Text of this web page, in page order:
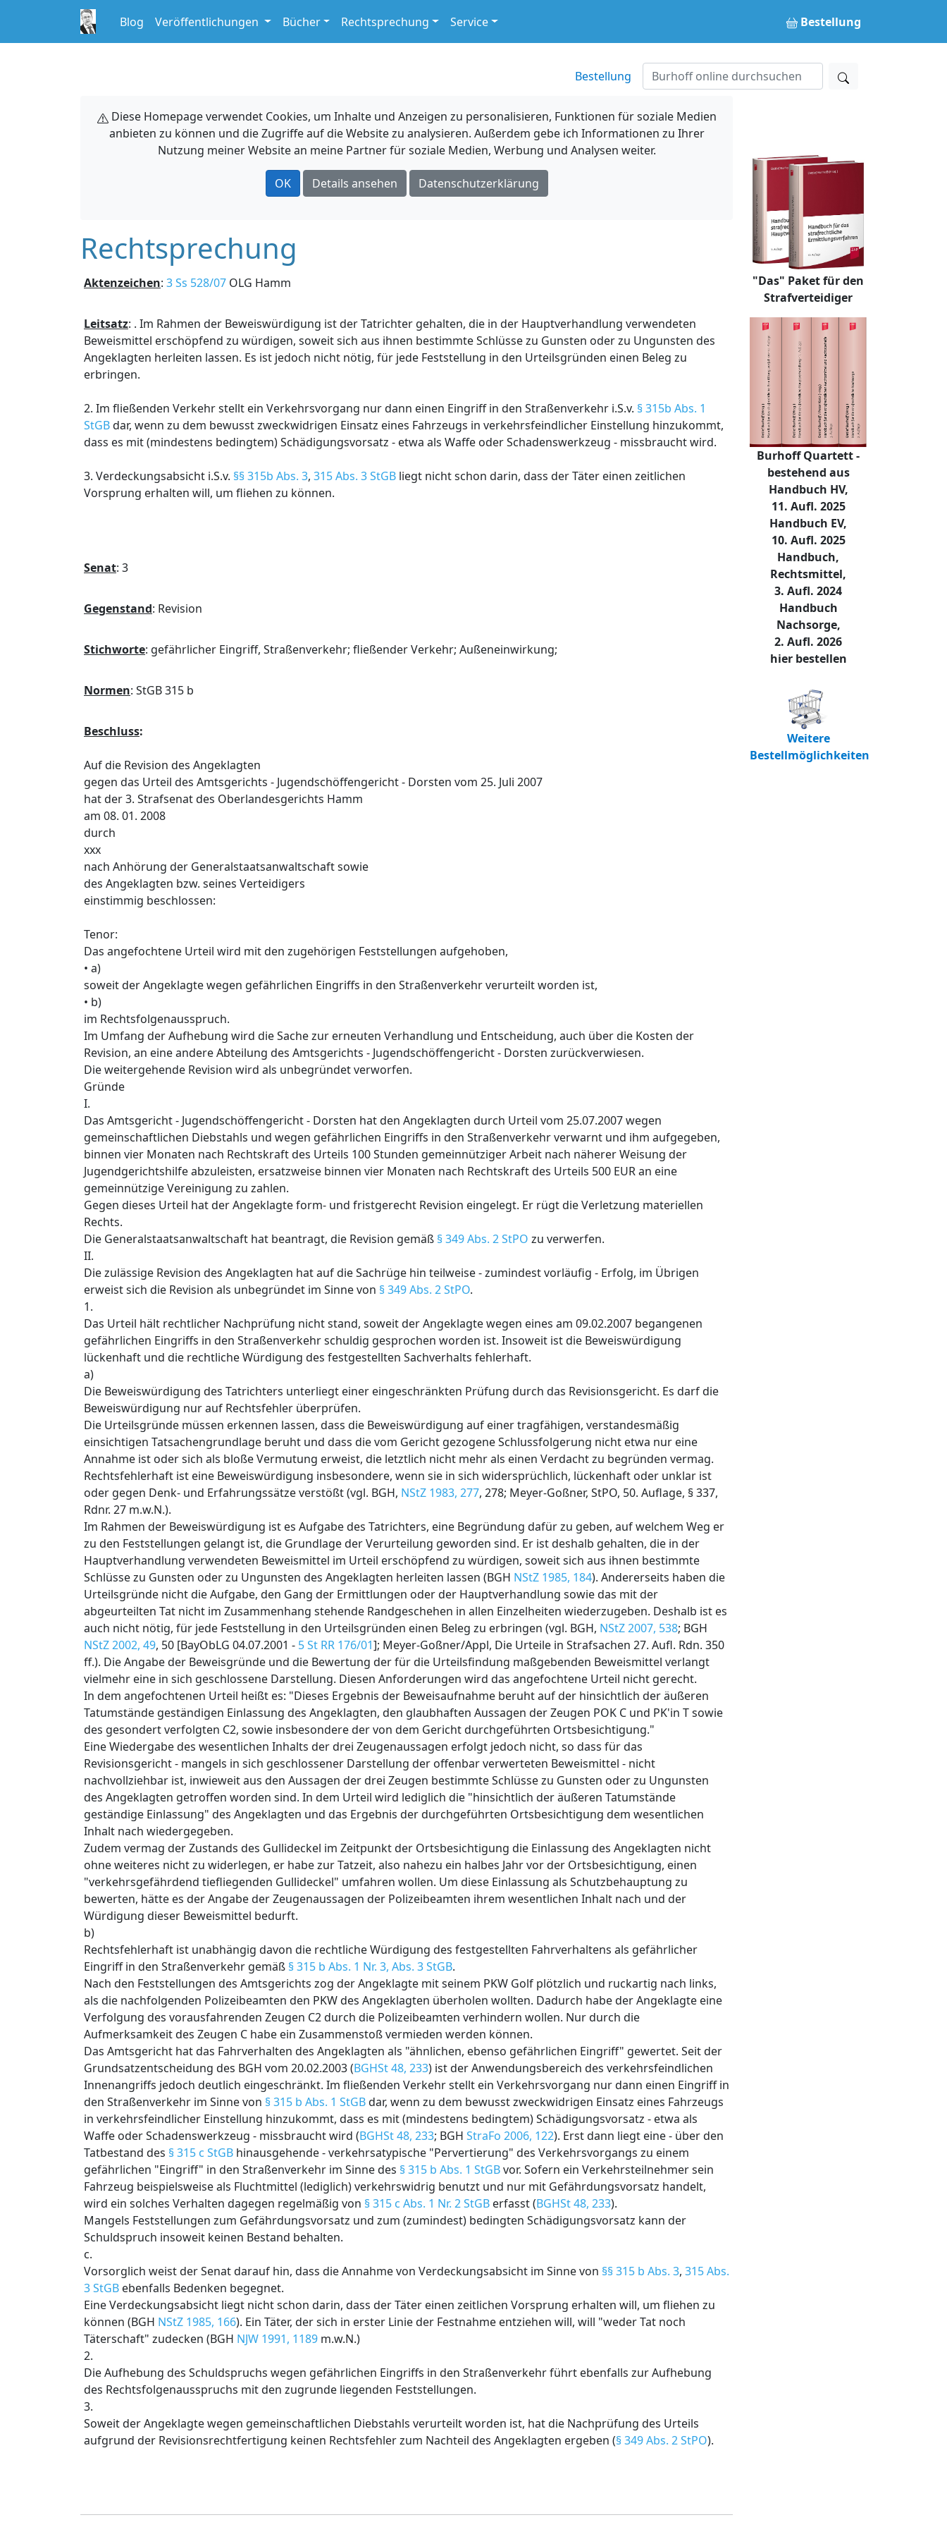
Blog Veröffentlichungen Bücher Rechtsprechung Service Bestellung
Bestellung
Diese Homepage verwendet Cookies, um Inhalte und Anzeigen zu personalisieren, Funktionen für soziale Medien
anbieten zu können und die Zugriffe auf die Website zu analysieren. Außerdem gebe ich Informationen zu Ihrer
Nutzung meiner Website an meine Partner für soziale Medien, Werbung und Analysen weiter.
OK Details ansehen Datenschutzerklärung
Rechtsprechung
Aktenzeichen: 3 Ss 528/07 OLG Hamm
Leitsatz: . Im Rahmen der Beweiswürdigung ist der Tatrichter gehalten, die in der Hauptverhandlung verwendeten
Beweismittel erschöpfend zu würdigen, soweit sich aus ihnen bestimmte Schlüsse zu Gunsten oder zu Ungunsten des
Angeklagten herleiten lassen. Es ist jedoch nicht nötig, für jede Feststellung in den Urteilsgründen einen Beleg zu
erbringen.
2. Im fließenden Verkehr stellt ein Verkehrsvorgang nur dann einen Eingriff in den Straßenverkehr i.S.v. § 315b Abs. 1
StGBdar, wenn zu dem bewusst zweckwidrigen Einsatz eines Fahrzeugs in verkehrsfeindlicher Einstellung hinzukommt,
dass es mit (mindestens bedingtem) Schädigungsvorsatz - etwa als Waffe oder Schadenswerkzeug - missbraucht wird.
3. Verdeckungsabsicht i.S.v. §§ 315b Abs. 3, 315 Abs. 3 StGB liegt nicht schon darin, dass der Täter einen zeitlichen
Vorsprung erhalten will, um fliehen zu können.
Senat: 3
Gegenstand: Revision
Stichworte: gefährlicher Eingriff, Straßenverkehr; fließender Verkehr; Außeneinwirkung;
Normen: StGB 315 b
Beschluss:
Auf die Revision des Angeklagten
gegen das Urteil des Amtsgerichts - Jugendschöffengericht - Dorsten vom 25. Juli 2007
hat der 3. Strafsenat des Oberlandesgerichts Hamm
am 08. 01. 2008
durch
xxx
nach Anhörung der Generalstaatsanwaltschaft sowie
des Angeklagten bzw. seines Verteidigers
einstimmig beschlossen:
Tenor:
Das angefochtene Urteil wird mit den zugehörigen Feststellungen aufgehoben,
• a)
soweit der Angeklagte wegen gefährlichen Eingriffs in den Straßenverkehr verurteilt worden ist,
• b)
im Rechtsfolgenausspruch.
Im Umfang der Aufhebung wird die Sache zur erneuten Verhandlung und Entscheidung, auch über die Kosten der
Revision, an eine andere Abteilung des Amtsgerichts - Jugendschöffengericht - Dorsten zurückverwiesen.
Die weitergehende Revision wird als unbegründet verworfen.
Gründe
I.
Das Amtsgericht - Jugendschöffengericht - Dorsten hat den Angeklagten durch Urteil vom 25.07.2007 wegen
gemeinschaftlichen Diebstahls und wegen gefährlichen Eingriffs in den Straßenverkehr verwarnt und ihm aufgegeben,
binnen vier Monaten nach Rechtskraft des Urteils 100 Stunden gemeinnütziger Arbeit nach näherer Weisung der
Jugendgerichtshilfe abzuleisten, ersatzweise binnen vier Monaten nach Rechtskraft des Urteils 500 EUR an eine
gemeinnützige Vereinigung zu zahlen.
Gegen dieses Urteil hat der Angeklagte form- und fristgerecht Revision eingelegt. Er rügt die Verletzung materiellen
Rechts.
Die Generalstaatsanwaltschaft hat beantragt, die Revision gemäß § 349 Abs. 2 StPO zu verwerfen.
II.
Die zulässige Revision des Angeklagten hat auf die Sachrüge hin teilweise - zumindest vorläufig - Erfolg, im Übrigen
erweist sich die Revision als unbegründet im Sinne von § 349 Abs. 2 StPO.
1.
Das Urteil hält rechtlicher Nachprüfung nicht stand, soweit der Angeklagte wegen eines am 09.02.2007 begangenen
gefährlichen Eingriffs in den Straßenverkehr schuldig gesprochen worden ist. Insoweit ist die Beweiswürdigung
lückenhaft und die rechtliche Würdigung des festgestellten Sachverhalts fehlerhaft.
a)
Die Beweiswürdigung des Tatrichters unterliegt einer eingeschränkten Prüfung durch das Revisionsgericht. Es darf die
Beweiswürdigung nur auf Rechtsfehler überprüfen.
Die Urteilsgründe müssen erkennen lassen, dass die Beweiswürdigung auf einer tragfähigen, verstandesmäßig
einsichtigen Tatsachengrundlage beruht und dass die vom Gericht gezogene Schlussfolgerung nicht etwa nur eine
Annahme ist oder sich als bloße Vermutung erweist, die letztlich nicht mehr als einen Verdacht zu begründen vermag.
Rechtsfehlerhaft ist eine Beweiswürdigung insbesondere, wenn sie in sich widersprüchlich, lückenhaft oder unklar ist
oder gegen Denk- und Erfahrungssätze verstößt (vgl. BGH, NStZ 1983, 277, 278; Meyer-Goßner, StPO, 50. Auflage, § 337,
Rdnr. 27 m.w.N.).
Im Rahmen der Beweiswürdigung ist es Aufgabe des Tatrichters, eine Begründung dafür zu geben, auf welchem Weg er
zu den Feststellungen gelangt ist, die Grundlage der Verurteilung geworden sind. Er ist deshalb gehalten, die in der
Hauptverhandlung verwendeten Beweismittel im Urteil erschöpfend zu würdigen, soweit sich aus ihnen bestimmte
Schlüsse zu Gunsten oder zu Ungunsten des Angeklagten herleiten lassen (BGH NStZ 1985, 184). Andererseits haben die
Urteilsgründe nicht die Aufgabe, den Gang der Ermittlungen oder der Hauptverhandlung sowie das mit der
abgeurteilten Tat nicht im Zusammenhang stehende Randgeschehen in allen Einzelheiten wiederzugeben. Deshalb ist es
auch nicht nötig, für jede Feststellung in den Urteilsgründen einen Beleg zu erbringen (vgl. BGH, NStZ 2007, 538; BGH
NStZ 2002, 49, 50 [BayObLG 04.07.2001 - 5 St RR 176/01]; Meyer-Goßner/Appl, Die Urteile in Strafsachen 27. Aufl. Rdn. 350
ff.). Die Angabe der Beweisgründe und die Bewertung der für die Urteilsfindung maßgebenden Beweismittel verlangt
vielmehr eine in sich geschlossene Darstellung. Diesen Anforderungen wird das angefochtene Urteil nicht gerecht.
In dem angefochtenen Urteil heißt es: "Dieses Ergebnis der Beweisaufnahme beruht auf der hinsichtlich der äußeren
Tatumstände geständigen Einlassung des Angeklagten, den glaubhaften Aussagen der Zeugen POK C und PK'in T sowie
des gesondert verfolgten C2, sowie insbesondere der von dem Gericht durchgeführten Ortsbesichtigung."
Eine Wiedergabe des wesentlichen Inhalts der drei Zeugenaussagen erfolgt jedoch nicht, so dass für das
Revisionsgericht - mangels in sich geschlossener Darstellung der offenbar verwerteten Beweismittel - nicht
nachvollziehbar ist, inwieweit aus den Aussagen der drei Zeugen bestimmte Schlüsse zu Gunsten oder zu Ungunsten
des Angeklagten getroffen worden sind. In dem Urteil wird lediglich die "hinsichtlich der äußeren Tatumstände
geständige Einlassung" des Angeklagten und das Ergebnis der durchgeführten Ortsbesichtigung dem wesentlichen
Inhalt nach wiedergegeben.
Zudem vermag der Zustands des Gullideckel im Zeitpunkt der Ortsbesichtigung die Einlassung des Angeklagten nicht
ohne weiteres nicht zu widerlegen, er habe zur Tatzeit, also nahezu ein halbes Jahr vor der Ortsbesichtigung, einen
"verkehrsgefährdend tiefliegenden Gullideckel" umfahren wollen. Um diese Einlassung als Schutzbehauptung zu
bewerten, hätte es der Angabe der Zeugenaussagen der Polizeibeamten ihrem wesentlichen Inhalt nach und der
Würdigung dieser Beweismittel bedurft.
b)
Rechtsfehlerhaft ist unabhängig davon die rechtliche Würdigung des festgestellten Fahrverhaltens als gefährlicher
Eingriff in den Straßenverkehr gemäß § 315 b Abs. 1 Nr. 3, Abs. 3 StGB.
Nach den Feststellungen des Amtsgerichts zog der Angeklagte mit seinem PKW Golf plötzlich und ruckartig nach links,
als die nachfolgenden Polizeibeamten den PKW des Angeklagten überholen wollten. Dadurch habe der Angeklagte eine
Verfolgung des vorausfahrenden Zeugen C2 durch die Polizeibeamten verhindern wollen. Nur durch die
Aufmerksamkeit des Zeugen C habe ein Zusammenstoß vermieden werden können.
Das Amtsgericht hat das Fahrverhalten des Angeklagten als "ähnlichen, ebenso gefährlichen Eingriff" gewertet. Seit der
Grundsatzentscheidung des BGH vom 20.02.2003 (BGHSt 48, 233) ist der Anwendungsbereich des verkehrsfeindlichen
Innenangriffs jedoch deutlich eingeschränkt. Im fließenden Verkehr stellt ein Verkehrsvorgang nur dann einen Eingriff in
den Straßenverkehr im Sinne von § 315 b Abs. 1 StGBdar, wenn zu dem bewusst zweckwidrigen Einsatz eines Fahrzeugs
in verkehrsfeindlicher Einstellung hinzukommt, dass es mit (mindestens bedingtem) Schädigungsvorsatz - etwa als
Waffe oder Schadenswerkzeug - missbraucht wird (BGHSt 48, 233; BGH StraFo 2006, 122). Erst dann liegt eine - über den
Tatbestand des § 315 c StGB hinausgehende - verkehrsatypische "Pervertierung" des Verkehrsvorgangs zu einem
gefährlichen "Eingriff" in den Straßenverkehr im Sinne des § 315 b Abs. 1 StGBvor. Sofern ein Verkehrsteilnehmer sein
Fahrzeug beispielsweise als Fluchtmittel (lediglich) verkehrswidrig benutzt und nur mit Gefährdungsvorsatz handelt,
wird ein solches Verhalten dagegen regelmäßig von § 315 c Abs. 1 Nr. 2 StGB erfasst (BGHSt 48, 233).
Mangels Feststellungen zum Gefährdungsvorsatz und zum (zumindest) bedingten Schädigungsvorsatz kann der
Schuldspruch insoweit keinen Bestand behalten.
c.
Vorsorglich weist der Senat darauf hin, dass die Annahme von Verdeckungsabsicht im Sinne von §§ 315 b Abs. 3, 315 Abs.
3 StGB ebenfalls Bedenken begegnet.
Eine Verdeckungsabsicht liegt nicht schon darin, dass der Täter einen zeitlichen Vorsprung erhalten will, um fliehen zu
können (BGH NStZ 1985, 166). Ein Täter, der sich in erster Linie der Festnahme entziehen will, will "weder Tat noch
Täterschaft" zudecken (BGH NJW 1991, 1189 m.w.N.)
2.
Die Aufhebung des Schuldspruchs wegen gefährlichen Eingriffs in den Straßenverkehr führt ebenfalls zur Aufhebung
des Rechtsfolgenausspruchs mit den zugrunde liegenden Feststellungen.
3.
Soweit der Angeklagte wegen gemeinschaftlichen Diebstahls verurteilt worden ist, hat die Nachprüfung des Urteils
aufgrund der Revisionsrechtfertigung keinen Rechtsfehler zum Nachteil des Angeklagten ergeben (§ 349 Abs. 2 StPO).
"Das" Paket für den
Strafverteidiger
Burhoff Quartett -
bestehend aus
Handbuch HV,
11. Aufl. 2025
Handbuch EV,
10. Aufl. 2025
Handbuch,
Rechtsmittel,
3. Aufl. 2024
Handbuch
Nachsorge,
2. Aufl. 2026
hier bestellen
Weitere
Bestellmöglichkeiten